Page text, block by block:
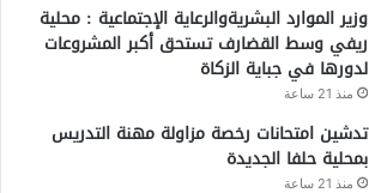
وزير الموارد البشريةوالرعاية الإجتماعية : محلية
ريفي وسط القضارف تستحق أكبر المشروعات
لدورها في جباية الزكاة
منذ 21 ساعة
تدشين امتحانات رخصة مزاولة مهنة التدريس
بمحلية حلفا الجديدة
منذ 21 ساعة